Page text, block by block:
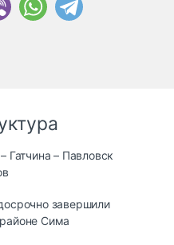
Гатчина – Павловск
завершили
Сима